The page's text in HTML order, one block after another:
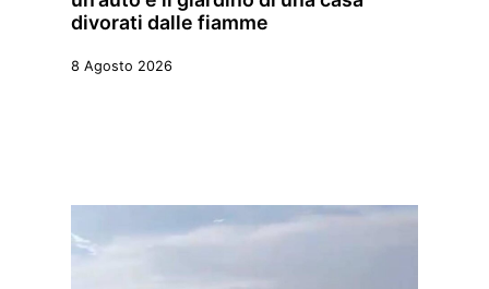
divorati dalle fiamme
8 Agosto 2026